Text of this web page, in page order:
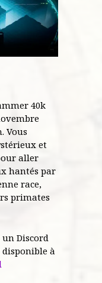
40k
Vous
et
aller
hantés par
race,
primates
Discord
disponible à